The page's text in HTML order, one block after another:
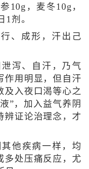
10g，麦冬10g，
1剂。
、成形，汗出己
泻、自汗，乃气
作用明显，但自汗
及入夜口渴等心之
”，加入益气养阴
辨证论治理念，才
他疾病一样，均
多处压痛反应，尤